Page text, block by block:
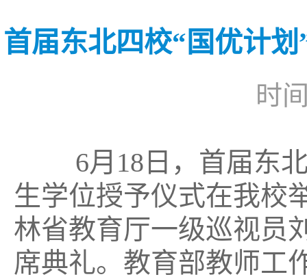
首届东北四校“国优计
时
6月 18 日，首届东
生学位授予仪式在我校
林省教育厅一级巡视员
席典礼。教育部教师工